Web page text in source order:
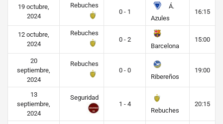
19 octubre,
2024
Rebuches
0 - 1
Á.
Azules
16:15
12 octubre,
2024
Rebuches
0 - 2
Barcelona
15:00
20
septiembre,
2024
Rebuches
0 - 0
Ribereños
19:00
13
septiembre,
2024
Seguridad
1 - 4
Rebuches
20:15